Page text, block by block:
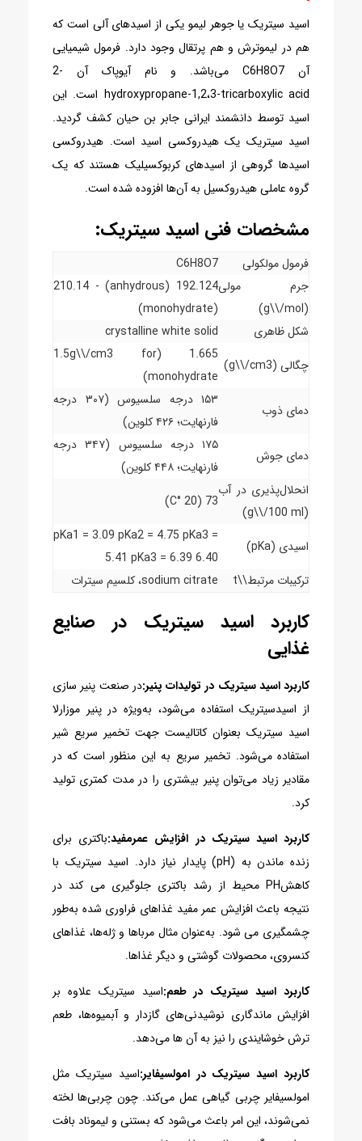
اسید سیتریک یا جوهر لیمو یکی از اسیدهای آلی است که
هم در لیموترش و هم پرتقال وجود دارد. فرمول شیمیایی
آن C6H8O7 می‌باشد. و نام آیوپاک آن ‎2-
hydroxypropane-1,2،3-tricarboxylic acid‎ است. این
اسید توسط دانشمند ایرانی جابر بن حیان کشف گردید.
اسید سیتریک یک هیدروکسی اسید است. هیدروکسی
اسیدها گروهی از اسیدهای کربوکسیلیک هستند که یک
گروه عاملی هیدروکسیل به آن‌ها افزوده شده‌ است.
مشخصات فنی اسید سیتریک:
فرمول مولکولی
C6H8O7
جرم مولی
(g\\/mol)
192.124 (anhydrous) - 210.14
(monohydrate)
شکل ظاهری
crystalline white solid
چگالی (g\\/cm3)
1.665 (1.5g\\/cm3 for
monohydrate)
دمای ذوب
۱۵۳ درجه سلسیوس (۳۰۷ درجه
فارنهایت؛ ۴۲۶ کلوین)
دمای جوش
۱۷۵ درجه سلسیوس (۳۴۷ درجه
فارنهایت؛ ۴۴۸ کلوین)
انحلال‌پذیری در آب
(g\\/100 ml)
73 (20 °C)
اسیدی (pKa)
pKa1 = 3.09 pKa2 = 4.75 pKa3 =
5.41 pKa3 = 6.39 6.40
ترکیبات مرتبط\\t
sodium citrate، کلسیم سیترات
کاربرد اسید سیتریک در صنایع
غذایی
کاربرد اسید سیتریک در تولیدات پنیر:در صنعت پنیر سازی
از اسیدسیتریک استفاده می‌شود، به‌ویژه در پنیر موزارلا
اسید سیتریک بعنوان کاتالیست جهت تخمیر سریع شیر
استفاده می‌شود. تخمیر سریع به این منظور است که در
مقادیر زیاد می‌توان پنیر بیشتری را در مدت کمتری تولید
کرد.
کاربرد اسید سیتریک در افزایش عمرمفید:باکتری برای
زنده ماندن به (pH) پایدار نیاز دارد. اسید سیتریک با
کاهشPH محیط از رشد باکتری جلوگیری می کند در
نتیجه باعث افزایش عمر مفید غذاهای فراوری شده به‌طور
چشمگیری می شود. به‌عنوان مثال مرباها و ژله‌ها، غذاهای
کنسروی، محصولات گوشتی و دیگر غذاها.
کاربرد اسید سیتریک در طعم:اسید سیتریک علاوه بر
افزایش ماندگاری نوشیدنی‌های گازدار و آبمیوه‌ها، طعم
ترش خوشایندی را نیز به آن ها می‌دهد.
کاربرد اسید سیتریک در امولسیفایر:اسید سیتریک مثل
امولسیفایر چربی گیاهی عمل می‌کند. چون چربی‌ها لخته
نمی‌شوند، این امر باعث می‌شود که بستنی و لیموناد بافت